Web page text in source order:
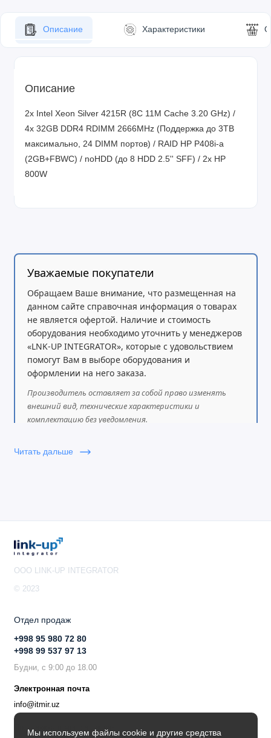
Описание Характеристики
Описание
2x Intel Xeon Silver 4215R (8C 11M Cache 3.20 GHz) /
4x 32GB DDR4 RDIMM 2666MHz (Поддержка до 3TB
максимально, 24 DIMM портов) / RAID HP P408i-a
(2GB+FBWC) / noHDD (до 8 HDD 2.5'' SFF) / 2x HP
800W
Уважаемые покупатели
Обращаем Ваше внимание, что размещенная на
данном сайте справочная информация о товарах
не является офертой. Наличие и стоимость
оборудования необходимо уточнить у менеджеров
«LNK-UP INTEGRATOR», которые с удовольствием
помогут Вам в выборе оборудования и
оформлении на него заказа.
Производитель оставляет за собой право изменять
внешний вид, технические характеристики и
комплектацию без уведомления.
Читать дальше
Мы используем файлы cookie и другие средства
OOO LINK-UP INTEGRATOR
© 2023
Отдел продаж
+998 95 980 72 80
+998 99 537 97 13
Будни, с 9:00 до 18.00
Электронная почта
info@itmir.uz
Поддержка в мессенджере